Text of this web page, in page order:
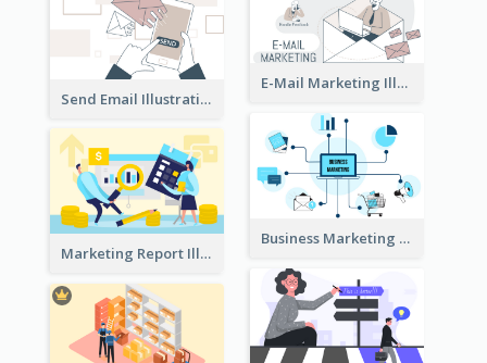
E-Mail Marketing Illustration
Send Email Illustration
Business Marketing
Marketing Report Illustration